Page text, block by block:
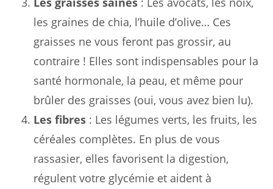
les graines de chia, l’huile d’olive… Ces
graisses ne vous feront pas grossir, au
contraire ! Elles sont indispensables pour la
santé hormonale, la peau, et même pour
brûler des graisses (oui, vous avez bien lu).
Les fibres : Les légumes verts, les fruits, les
céréales complètes. En plus de vous
rassasier, elles favorisent la digestion,
régulent votre glycémie et aident à